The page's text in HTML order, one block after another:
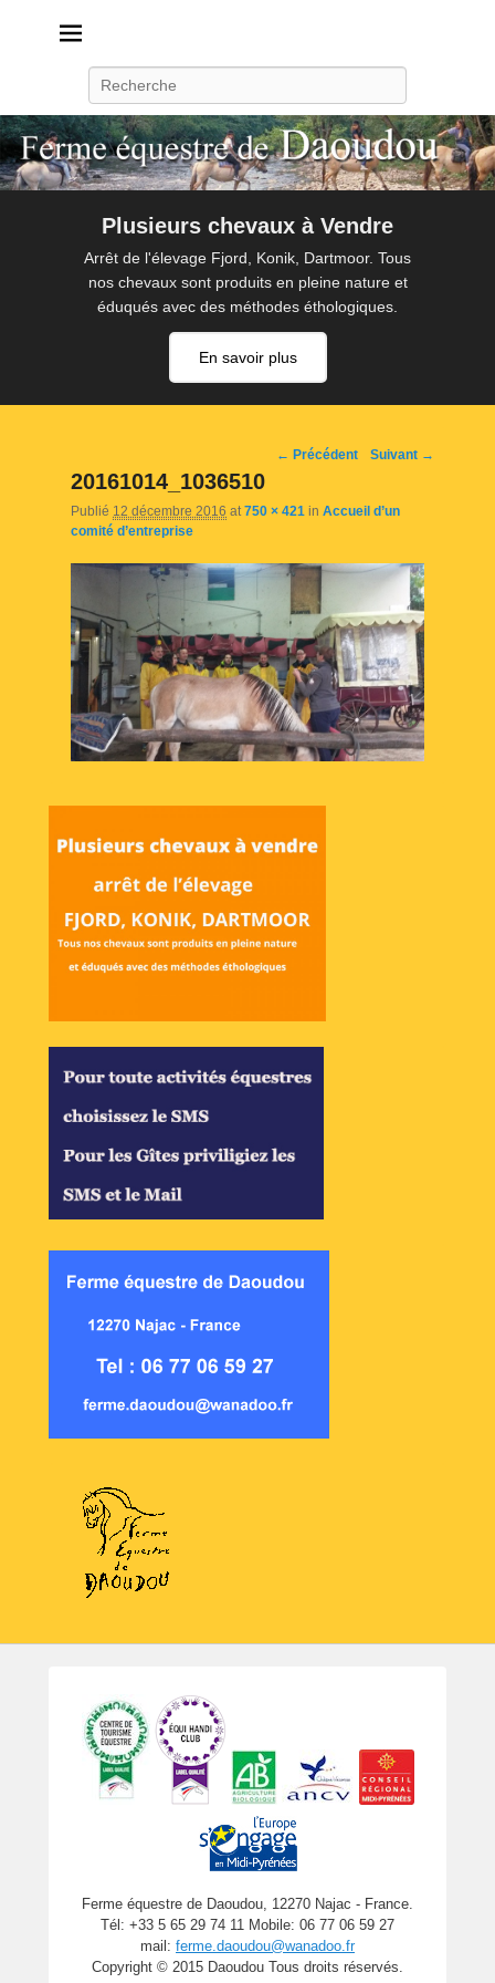
Plusieurs chevaux à Vendre
Arrêt de l'élevage Fjord, Konik, Dartmoor. Tous
nos chevaux sont produits en pleine nature et
éduqués avec des méthodes éthologiques.
En savoir plus
Navigation
← Précédent Suivant →
20161014_1036510
Publié 12 décembre 2016 at 750 × 421 in Accueil d’un
comité d’entreprise
Ferme équestre de Daoudou, 12270 Najac - France.
Tél: +33 5 65 29 74 11 Mobile: 06 77 06 59 27
mail: ferme.daoudou@wanadoo.fr
Copyright © 2015 Daoudou Tous droits réservés.